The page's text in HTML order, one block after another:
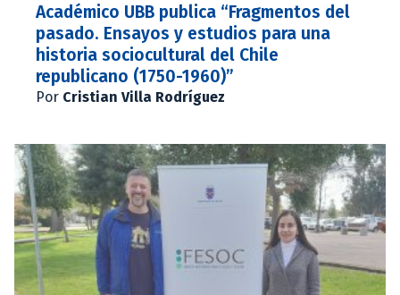
Académico UBB publica “Fragmentos del
pasado. Ensayos y estudios para una
historia sociocultural del Chile
republicano (1750-1960)”
Por Cristian Villa Rodríguez